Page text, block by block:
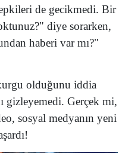
de gecikmedi. Bir
diye sorarken,
haberi var mı?"
olduğunu iddia
gizleyemedi. Gerçek mi,
sosyal medyanın yeni